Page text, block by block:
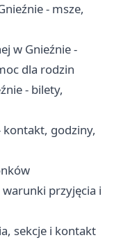
- msze,
w Gnieźnie -
dla rodzin
- bilety,
kontakt, godziny,
przyjęcia i
sekcje i kontakt